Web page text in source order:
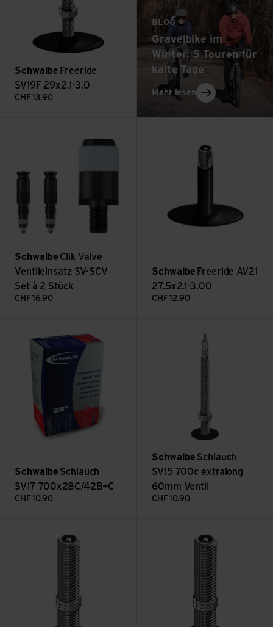
Schwalbe Freeride
SV19F 29x2.1-3.0
CHF 13.90
BLOG
Gravelbike im
Winter: 5 Touren für
kalte Tage
Mehr lesen: Gravelbike im
Schwalbe Clik Valve
Ventileinsatz SV-SCV
Set à 2 Stück
CHF 16.90
Schwalbe Freeride AV21
27.5x2.1-3.00
CHF 12.90
Schwalbe Schlauch
SV17 700x28C/42B+C
CHF 10.90
Schwalbe Schlauch
SV15 700c extralong
60mm Ventil
CHF 10.90